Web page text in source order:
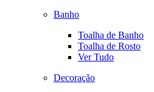
Banho
Toalha de Banho
Toalha de Rosto
Ver Tudo
Decoração